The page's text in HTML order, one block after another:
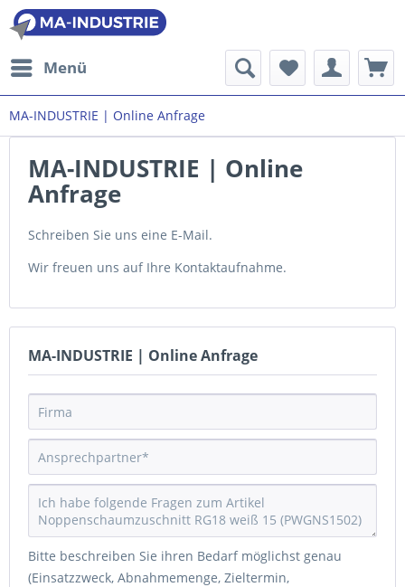
Menü
MA-INDUSTRIE | Online Anfrage
MA-INDUSTRIE | Online
Anfrage
Schreiben Sie uns eine E-Mail.
Wir freuen uns auf Ihre Kontaktaufnahme.
MA-INDUSTRIE | Online Anfrage
Bitte beschreiben Sie ihren Bedarf möglichst genau
(Einsatzzweck, Abnahmemenge, Zieltermin,